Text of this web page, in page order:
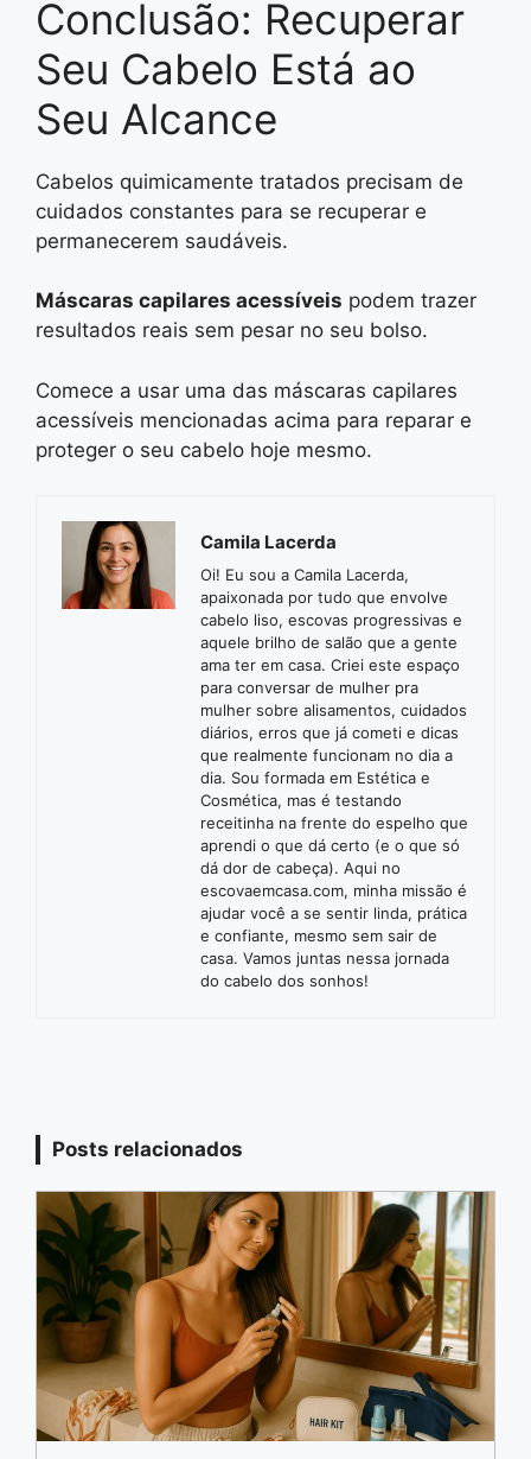
Conclusão: Recuperar
Seu Cabelo Está ao
Seu Alcance
Cabelos quimicamente tratados precisam de
cuidados constantes para se recuperar e
permanecerem saudáveis.
Máscaras capilares acessíveis podem trazer
resultados reais sem pesar no seu bolso.
Comece a usar uma das máscaras capilares
acessíveis mencionadas acima para reparar e
proteger o seu cabelo hoje mesmo.
Camila Lacerda
Oi! Eu sou a Camila Lacerda,
apaixonada por tudo que envolve
cabelo liso, escovas progressivas e
aquele brilho de salão que a gente
ama ter em casa. Criei este espaço
para conversar de mulher pra
mulher sobre alisamentos, cuidados
diários, erros que já cometi e dicas
que realmente funcionam no dia a
dia. Sou formada em Estética e
Cosmética, mas é testando
receitinha na frente do espelho que
aprendi o que dá certo (e o que só
dá dor de cabeça). Aqui no
escovaemcasa.com, minha missão é
ajudar você a se sentir linda, prática
e confiante, mesmo sem sair de
casa. Vamos juntas nessa jornada
do cabelo dos sonhos!
Posts relacionados